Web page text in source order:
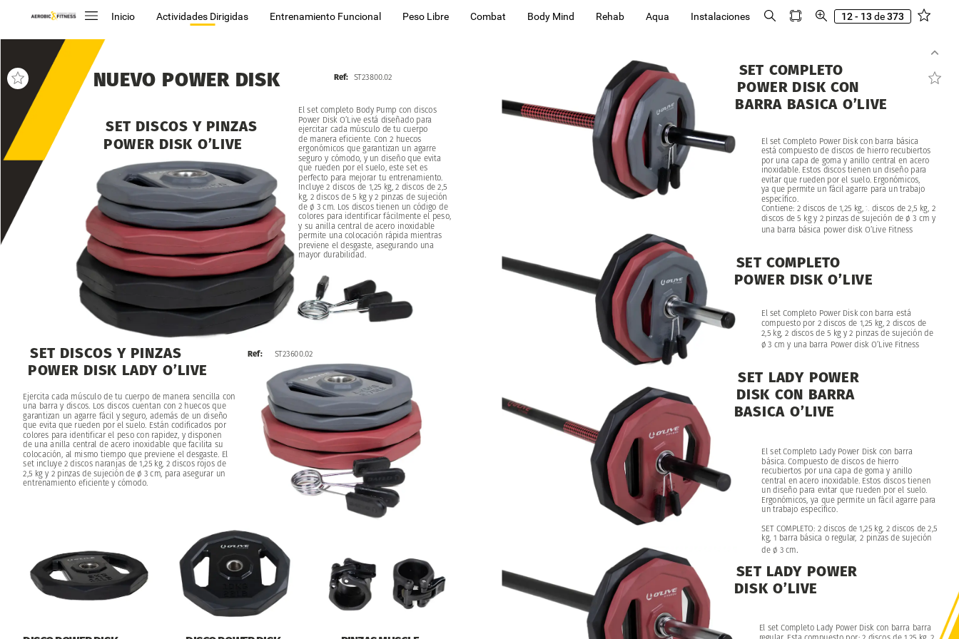
Inicio Actividades Dirigidas Entrenamiento Funcional Peso Libre Combat Body Mind Rehab Aqua Instalaciones 12 - 13 de373
SET DISCOS Y PINZAS
POWER DISK LADY O’LIVE
Ref: ST23600.02
Ref: ST23800.02
NUEVO POWER DISK
El set completo Body Pump con discos
Power Disk O’Live está diseñado para
ejercitar cada músculo de tu cuerpo
de manera eficiente. Con 2 huecos
ergonómicos que garantizan un agarre
seguro y cómodo, y un diseño que evita
que rueden por el suelo, este set es
perfecto para mejorar tu entrenamiento.
Incluye 2 discos de 1,25 kg, 2 discos de 2,5
kg, 2 discos de 5 kg y 2 pinzas de sujeción
de ø 3 cm. Los discos tienen un código de
colores para identificar fácilmente el peso,
y su anilla central de acero inoxidable
permite una colocación rápida mientras
previene el desgaste, asegurando una
mayor durabilidad.
Ejercita cada músculo de tu cuerpo de manera sencilla con
una barra y discos. Los discos cuentan con 2 huecos que
garantizan un agarre fácil y seguro, además de un diseño
que evita que rueden por el suelo. Están codificados por
colores para identificar el peso con rapidez, y disponen
de una anilla central de acero inoxidable que facilita su
colocación, al mismo tiempo que previene el desgaste. El
set incluye 2 discos naranjas de 1,25 kg, 2 discos rojos de
2,5 kg y 2 pinzas de sujeción de ø 3 cm, para asegurar un
entrenamiento eficiente y cómodo.
SET DISCOS Y PINZAS
POWER DISK O’LIVE
SET COMPLETO
POWER DISK CON
BARRA BASICA O’LIVE
SET COMPLETO
POWER DISK O’LIVE
SET LADY POWER
DISK CON BARRA
BASICA O’LIVE
SET LADY POWER
DISK O’LIVE
El set Completo Power Disk con barra básica
está compuesto de discos de hierro recubiertos
por una capa de goma y anillo central en acero
inoxidable. Estos discos tienen un diseño para
evitar que rueden por el suelo. Ergonómicos,
ya que permite un fácil agarre para un trabajo
específico.
Contiene: 2 discos de 1,25 kg, 2 discos de 2,5 kg, 2
discos de 5 kg y 2 pinzas de sujeción de ø 3 cm y
una barra básica power disk O’Live Fitness
El set Completo Power Disk con barra está
compuesto por 2 discos de 1,25 kg, 2 discos de
2,5 kg, 2 discos de 5 kg y 2 pinzas de sujeción de
ø 3 cm y una barra Power disk O’Live Fitness
El set Completo Lady Power Disk con barra
básica. Compuesto de discos de hierro
recubiertos por una capa de goma y anillo
central en acero inoxidable. Estos discos tienen
un diseño para evitar que rueden por el suelo.
Ergonómicos, ya que permite un fácil agarre para
un trabajo específico.
SET COMPLETO: 2 discos de 1,25 kg, 2 discos de 2,5
kg, 1 barra básica o regular, 2 pinzas de sujeción
de ø 3 cm.
El set Completo Lady Power Disk con barra barra